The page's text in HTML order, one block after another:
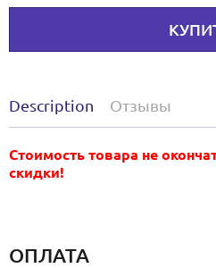
Description Отзывы
Стоимость товара не
скидки!
ОПЛАТА